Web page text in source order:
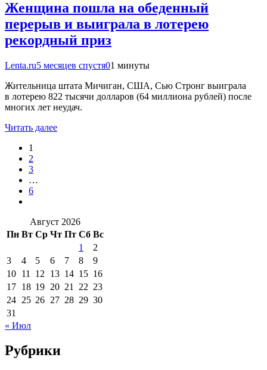
Женщина пошла на обеденный
перерыв и выиграла в лотерею
рекордный приз
Lenta.ru5 месяцев спустя01 минуты
Жительница штата Мичиган, США, Сью Стронг выиграла
в лотерею 822 тысячи долларов (64 миллиона рублей) после
многих лет неудач.
Читать далее
1
2
3
…
6
Август 2026
Пн Вт Ср Чт Пт Сб Вс
1
2
3
4 5 6 7 8
9
10 11 12 13 14 15 16
17 18 19 20 21 22 23
24 25 26 27 28 29 30
31
« Июл
Рубрики